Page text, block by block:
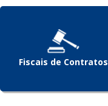
Fiscais de Contratos